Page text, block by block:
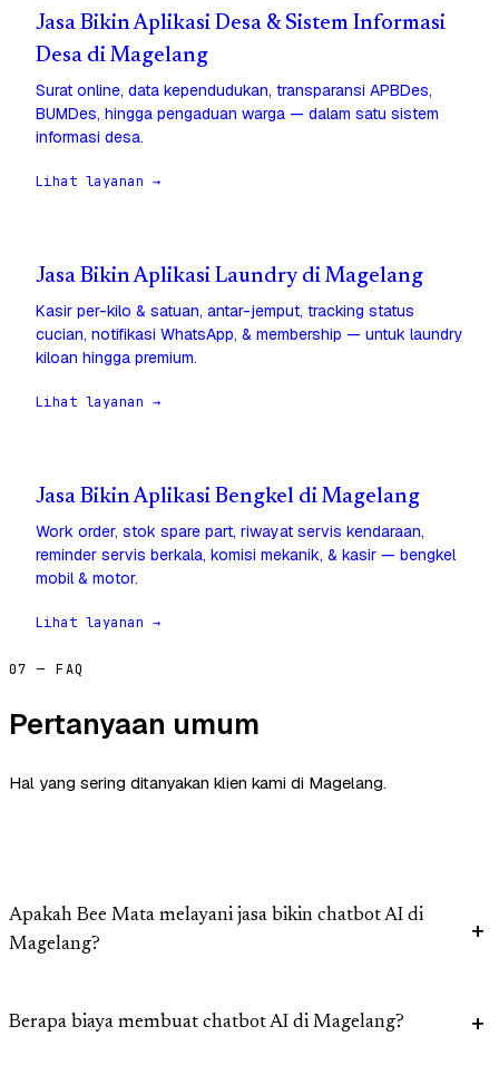
Jasa Bikin Aplikasi Desa & Sistem Informasi
Desa di Magelang
Surat online, data kependudukan, transparansi APBDes,
BUMDes, hingga pengaduan warga — dalam satu sistem
informasi desa.
Lihat layanan →
Jasa Bikin Aplikasi Laundry di Magelang
Kasir per-kilo & satuan, antar-jemput, tracking status
cucian, notifikasi WhatsApp, & membership — untuk laundry
kiloan hingga premium.
Lihat layanan →
Jasa Bikin Aplikasi Bengkel di Magelang
Work order, stok spare part, riwayat servis kendaraan,
reminder servis berkala, komisi mekanik, & kasir — bengkel
mobil & motor.
Lihat layanan →
07 — FAQ
Pertanyaan umum
Hal yang sering ditanyakan klien kami di Magelang.
Apakah Bee Mata melayani jasa bikin chatbot AI di
Magelang?
Berapa biaya membuat chatbot AI di Magelang?